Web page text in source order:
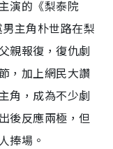
演的 《梨泰院
主角朴世路在梨
父親報復，復仇劇
， 加上網民大讚
角， 成為不少劇
後反應兩極，但
捧場。